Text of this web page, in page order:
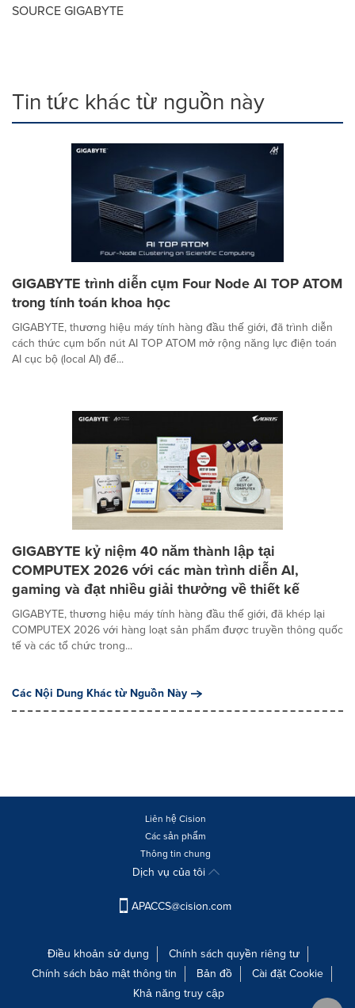
SOURCE GIGABYTE
Tin tức khác từ nguồn này
GIGABYTE trình diễn cụm Four Node AI TOP ATOM
trong tính toán khoa học
GIGABYTE, thương hiệu máy tính hàng đầu thế giới, đã trình diễn
cách thức cụm bốn nút AI TOP ATOM mở rộng năng lực điện toán
AI cục bộ (local AI) để...
GIGABYTE kỷ niệm 40 năm thành lập tại
COMPUTEX 2026 với các màn trình diễn AI,
gaming và đạt nhiều giải thưởng về thiết kế
GIGABYTE, thương hiệu máy tính hàng đầu thế giới, đã khép lại
COMPUTEX 2026 với hàng loạt sản phẩm được truyền thông quốc
tế và các tổ chức trong...
Các Nội Dung Khác từ Nguồn Này
Liên hệ Cision
Các sản phẩm
Thông tin chung
Dịch vụ của tôi
APACCS@cision.com
Điều khoản sử dụng
Chính sách quyền riêng tư
Chính sách bảo mật thông tin
Bản đồ
Cài đặt Cookie
Khả năng truy cập